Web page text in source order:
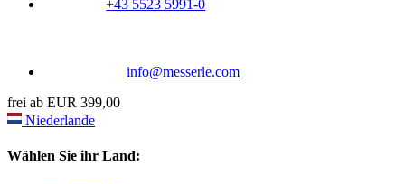
+43 5523 5991-0
info@messerle.com
frei ab EUR 399,00
Niederlande
Wählen Sie ihr Land: